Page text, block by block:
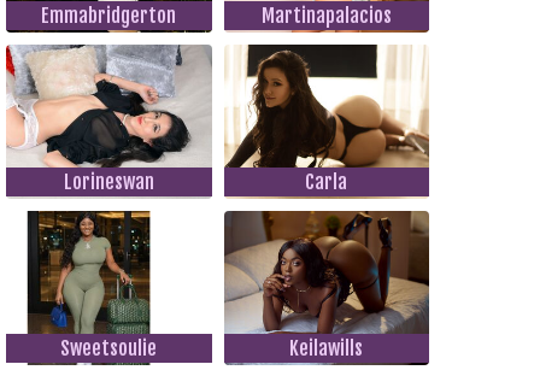
Emmabridgerton Martinapalacios
Lorineswan Carla
Sweetsoulie Keilawills